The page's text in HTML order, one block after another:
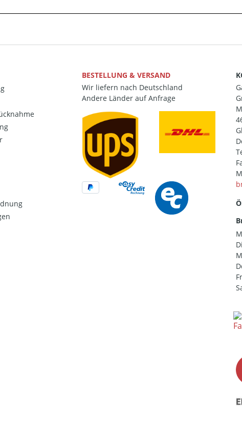
BESTELLUNG & VERSAND
Wir liefern nach Deutschland
Andere Länder auf Anfrage